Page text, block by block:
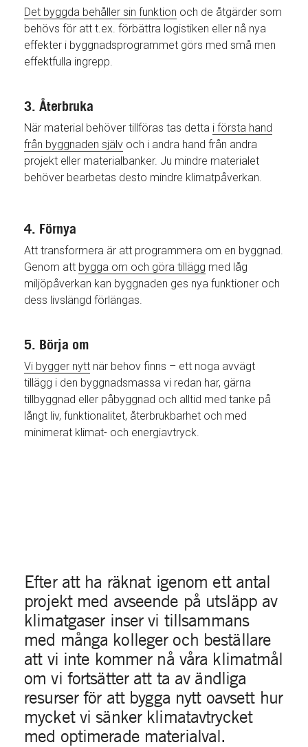
Det byggda behåller sin funktion och de åtgärder som
behövs för att t.ex. förbättra logistiken eller nå nya
effekter i byggnadsprogrammet görs med små men
effektfulla ingrepp.
3. Återbruka
När material behöver tillföras tas detta i första hand
från byggnaden själv och i andra hand från andra
projekt eller materialbanker. Ju mindre materialet
behöver bearbetas desto mindre klimatpåverkan.
4. Förnya
Att transformera är att programmera om en byggnad.
Genom att bygga om och göra tillägg med låg
miljöpåverkan kan byggnaden ges nya funktioner och
dess livslängd förlängas.
5. Börja om
Vi bygger nytt när behov finns – ett noga avvägt
tillägg i den byggnadsmassa vi redan har, gärna
tillbyggnad eller påbyggnad och alltid med tanke på
långt liv, funktionalitet, återbrukbarhet och med
minimerat klimat- och energiavtryck.
Efter att ha räknat igenom ett antal
projekt med avseende på utsläpp av
klimatgaser inser vi tillsammans
med många kolleger och beställare
att vi inte kommer nå våra klimatmål
om vi fortsätter att ta av ändliga
resurser för att bygga nytt oavsett hur
mycket vi sänker klimatavtrycket
med optimerade materialval.